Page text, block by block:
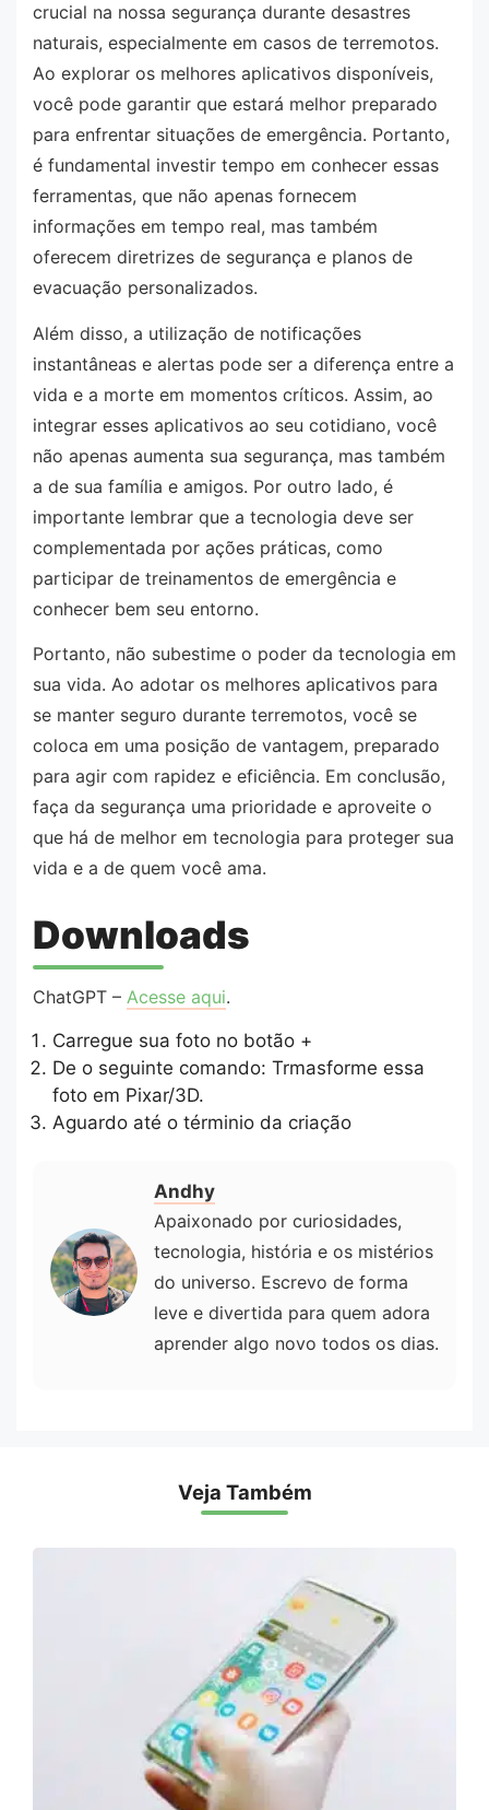
crucial na nossa segurança durante desastres
naturais, especialmente em casos de terremotos.
Ao explorar os melhores aplicativos disponíveis,
você pode garantir que estará melhor preparado
para enfrentar situações de emergência. Portanto,
é fundamental investir tempo em conhecer essas
ferramentas, que não apenas fornecem
informações em tempo real, mas também
oferecem diretrizes de segurança e planos de
evacuação personalizados.
Além disso, a utilização de notificações
instantâneas e alertas pode ser a diferença entre a
vida e a morte em momentos críticos. Assim, ao
integrar esses aplicativos ao seu cotidiano, você
não apenas aumenta sua segurança, mas também
a de sua família e amigos. Por outro lado, é
importante lembrar que a tecnologia deve ser
complementada por ações práticas, como
participar de treinamentos de emergência e
conhecer bem seu entorno.
Portanto, não subestime o poder da tecnologia em
sua vida. Ao adotar os melhores aplicativos para
se manter seguro durante terremotos, você se
coloca em uma posição de vantagem, preparado
para agir com rapidez e eficiência. Em conclusão,
faça da segurança uma prioridade e aproveite o
que há de melhor em tecnologia para proteger sua
vida e a de quem você ama.
Downloads
ChatGPT – Acesse aqui.
Carregue sua foto no botão +
De o seguinte comando: Trmasforme essa
foto em Pixar/3D.
Aguardo até o términio da criação
Andhy
Apaixonado por curiosidades,
tecnologia, história e os mistérios
do universo. Escrevo de forma
leve e divertida para quem adora
aprender algo novo todos os dias.
Veja Também